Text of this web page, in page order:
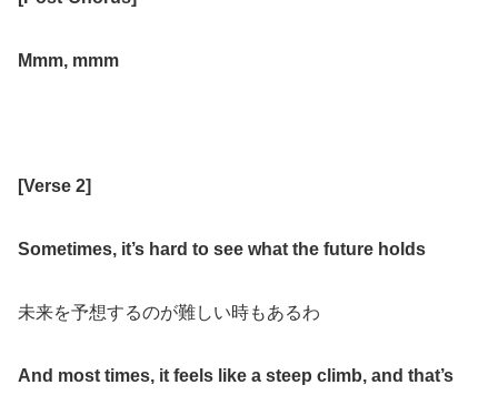
Mmm, mmm
[Verse 2]
Sometimes, it’s hard to see what the future holds
未来を予想するのが難しい時もあるわ
And most times, it feels like a steep climb, and that’s